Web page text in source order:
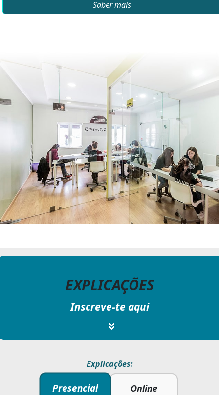
Saber mais
EXPLICAÇÕES
Inscreve-te aqui
Explicações:
Presencial Online